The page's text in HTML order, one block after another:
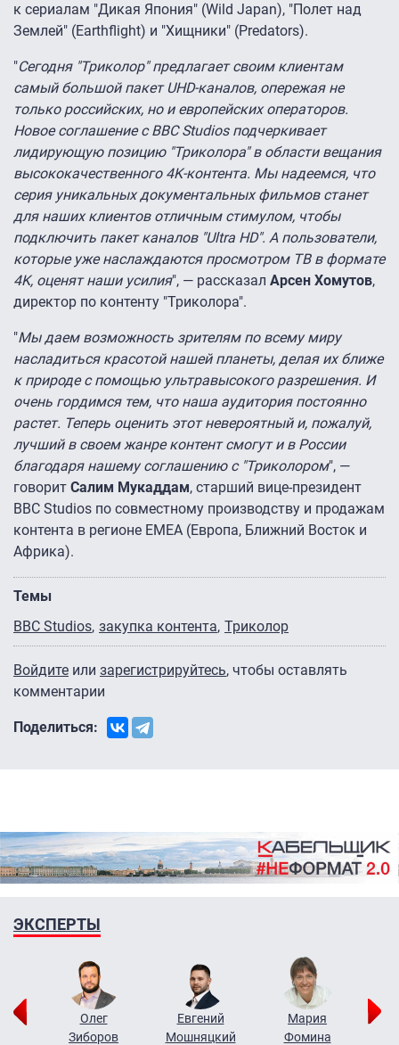
к сериалам "Дикая Япония" (Wild Japan), "Полет над
Землей" (Earthflight) и "Хищники" (Predators).
"Сегодня "Триколор" предлагает своим клиентам
самый большой пакет UHD-каналов, опережая не
только российских, но и европейских операторов.
Новое соглашение с BBC Studios подчеркивает
лидирующую позицию "Триколора" в области вещания
высококачественного 4K-контента. Мы надеемся, что
серия уникальных документальных фильмов станет
для наших клиентов отличным стимулом, чтобы
подключить пакет каналов "Ultra HD". А пользователи,
которые уже наслаждаются просмотром ТВ в формате
4K, оценят наши усилия", — рассказал Арсен Хомутов,
директор по контенту "Триколора".
"Мы даем возможность зрителям по всему миру
насладиться красотой нашей планеты, делая их ближе
к природе с помощью ультравысокого разрешения. И
очень гордимся тем, что наша аудитория постоянно
растет. Теперь оценить этот невероятный и, пожалуй,
лучший в своем жанре контент смогут и в России
благодаря нашему соглашению с "Триколором", —
говорит Салим Мукаддам, старший вице-президент
BBC Studios по совместному производству и продажам
контента в регионе EMEA (Европа, Ближний Восток и
Африка).
Темы
BBC Studios закупка контента Триколор
Войдите или зарегистрируйтесь, чтобы оставлять
комментарии
Поделиться:
ЭКСПЕРТЫ
Олег
Зиборов
Евгений
Мошняцкий
Мария
Фомина